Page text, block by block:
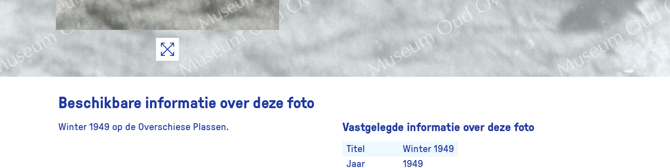
Beschikbare informatie over deze foto
Winter 1949 op de Overschiese Plassen. Vastgelegde informatie over deze foto
Titel
Winter 1949
Jaar
1949